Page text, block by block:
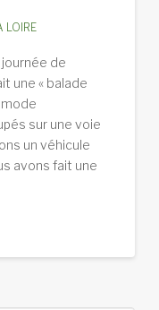
LOIRE
de
une « balade
mode
sur une voie
un véhicule
avons fait une